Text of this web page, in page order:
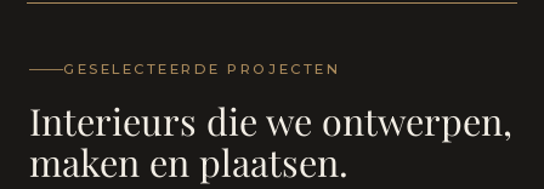
Landhuis - Grimbergen
GESELECTEERDE PROJECTEN
Interieurs die we ontwerpen,
maken en plaatsen.